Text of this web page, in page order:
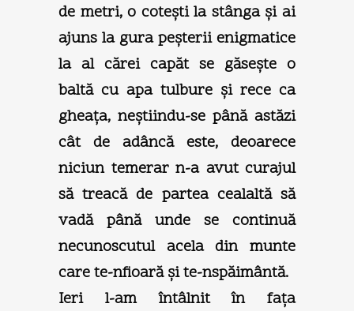
de metri, o coteşti la stânga şi ai
ajuns la gura peşterii enigmatice
la al cărei capăt se găseşte o
baltă cu apa tulbure şi rece ca
gheaţa, neştiindu-se până astăzi
cât de adâncă este, deoarece
niciun temerar n-a avut curajul
să treacă de partea cealaltă să
vadă până unde se continuă
necunoscutul acela din munte
care te-nfioară şi te-nspăimântă.
Ieri l-am întâlnit în faţa